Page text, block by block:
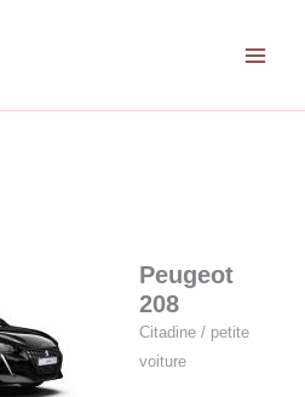
Peugeot
208
Citadine / petite
voiture